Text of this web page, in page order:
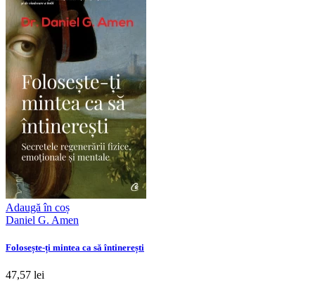
Adaugă în coș
Daniel G. Amen
Folosește-ți mintea ca să întinerești
47,57 lei